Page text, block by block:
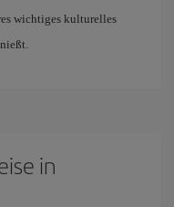
wichtiges kulturelles
in